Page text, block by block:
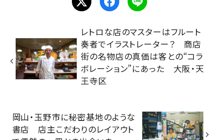
レトロな店のマスターはフルート
奏者でイラストレーター？ 商店
街の名物店の真価は客との“コラ
ボレーション”にあった 大阪・天
王寺区
岡山・玉野市に秘密基地のような
書店 店主こだわりのレイアウト